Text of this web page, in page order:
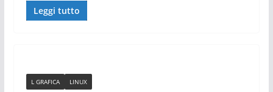
Leggi tutto
L GRAFICA LINUX